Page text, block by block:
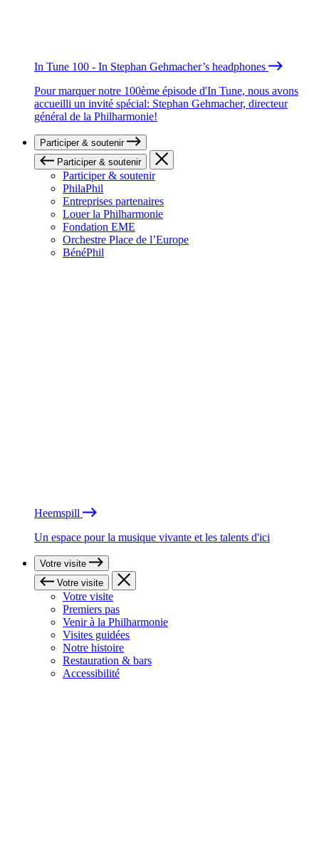
In Tune 100 - In Stephan Gehmacher’s headphones
Pour marquer notre 100ème épisode d'In Tune, nous avons
accueilli un invité spécial: Stephan Gehmacher, directeur
général de la Philharmonie!
Participer & soutenir
Participer & soutenir
Participer & soutenir
PhilaPhil
Entreprises partenaires
Louer la Philharmonie
Fondation EME
Orchestre Place de l’Europe
BénéPhil
Heemspill
Un espace pour la musique vivante et les talents d'ici
Votre visite
Votre visite
Votre visite
Premiers pas
Venir à la Philharmonie
Visites guidées
Notre histoire
Restauration & bars
Accessibilité